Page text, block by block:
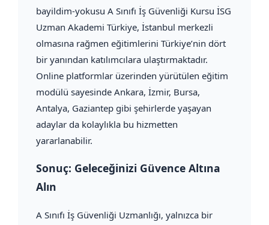
bayildim-yokusu A Sınıfı İş Güvenliği Kursu İSG
Uzman Akademi Türkiye, İstanbul merkezli
olmasına rağmen eğitimlerini Türkiye’nin dört
bir yanından katılımcılara ulaştırmaktadır.
Online platformlar üzerinden yürütülen eğitim
modülü sayesinde Ankara, İzmir, Bursa,
Antalya, Gaziantep gibi şehirlerde yaşayan
adaylar da kolaylıkla bu hizmetten
yararlanabilir.
Sonuç: Geleceğinizi Güvence Altına
Alın
A Sınıfı İş Güvenliği Uzmanlığı, yalnızca bir